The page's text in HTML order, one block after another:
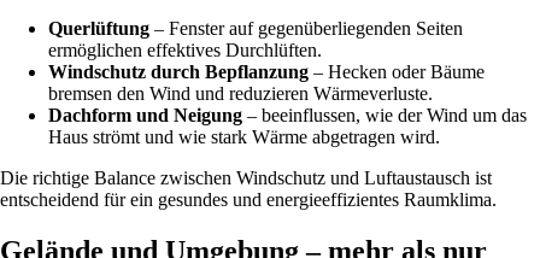
Querlüftung – Fenster auf gegenüberliegenden Seiten
ermöglichen effektives Durchlüften.
Windschutz durch Bepflanzung – Hecken oder Bäume
bremsen den Wind und reduzieren Wärmeverluste.
Dachform und Neigung – beeinflussen, wie der Wind um das
Haus strömt und wie stark Wärme abgetragen wird.
Die richtige Balance zwischen Windschutz und Luftaustausch ist
entscheidend für ein gesundes und energieeffizientes Raumklima.
Gelände und Umgebung – mehr als nur